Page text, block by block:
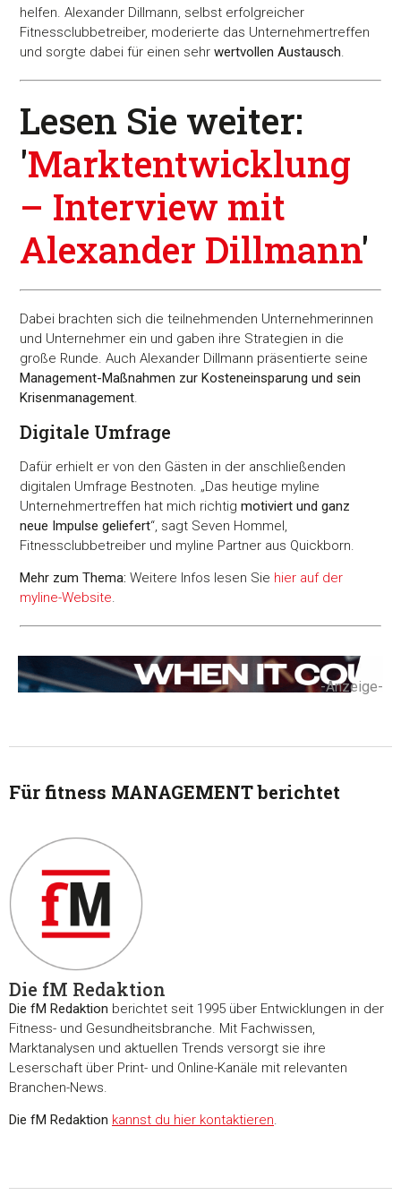
helfen. Alexander Dillmann, selbst erfolgreicher
Fitnessclubbetreiber, moderierte das Unternehmertreffen
und sorgte dabei für einen sehrwertvollen Austausch.
Lesen Sie weiter:
'Marktentwicklung
– Interview mit
Alexander Dillmann'
Dabei brachten sich die teilnehmenden Unternehmerinnen
und Unternehmer ein und gaben ihre Strategien in die
große Runde. Auch Alexander Dillmann präsentierte seine
Management-Maßnahmen zur Kosteneinsparung und sein
Krisenmanagement.
Digitale Umfrage
Dafür erhielt er von den Gästen in der anschließenden
digitalen Umfrage Bestnoten. „Das heutige myline
Unternehmertreffen hat mich richtigmotiviert und ganz
neue Impulse geliefert“, sagt Seven Hommel,
Fitnessclubbetreiber und myline Partner aus Quickborn.
Mehr zum Thema: Weitere Infos lesen Sie hier auf der
myline-Website.
-Anzeige-
Für fitness MANAGEMENT berichtet
Die fM Redaktion
Die fM Redaktion berichtet seit 1995 über Entwicklungen in der
Fitness- und Gesundheitsbranche. Mit Fachwissen,
Marktanalysen und aktuellen Trends versorgt sie ihre
Leserschaft über Print- und Online-Kanäle mit relevanten
Branchen-News.
Die fM Redaktion kannst du hier kontaktieren.